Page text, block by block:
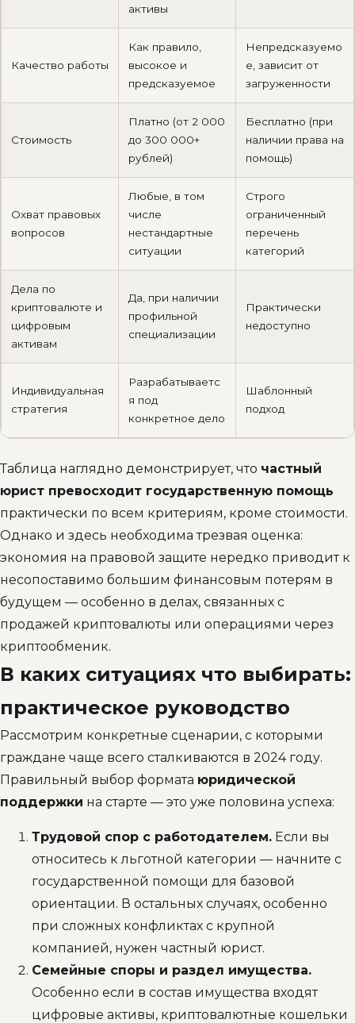
активы
Качество работы
Как правило,
высокое и
предсказуемое
Непредсказуемо
е, зависит от
загруженности
Стоимость
Платно (от 2 000
до 300 000+
рублей)
Бесплатно (при
наличии права на
помощь)
Охват правовых
вопросов
Любые, в том
числе
нестандартные
ситуации
Строго
ограниченный
перечень
категорий
Дела по
криптовалюте и
цифровым
активам
Да, при наличии
профильной
специализации
Практически
недоступно
Индивидуальная
стратегия
Разрабатываетс
я под
конкретное дело
Шаблонный
подход
Таблица наглядно демонстрирует, что частный
юрист превосходит государственную помощь
практически по всем критериям, кроме стоимости.
Однако и здесь необходима трезвая оценка:
экономия на правовой защите нередко приводит к
несопоставимо большим финансовым потерям в
будущем — особенно в делах, связанных с
продажей криптовалюты или операциями через
криптообменик.
В каких ситуациях что выбирать:
практическое руководство
Рассмотрим конкретные сценарии, с которыми
граждане чаще всего сталкиваются в 2024 году.
Правильный выбор формата юридической
поддержки на старте — это уже половина успеха:
Трудовой спор с работодателем. Если вы
относитесь к льготной категории — начните с
государственной помощи для базовой
ориентации. В остальных случаях, особенно
при сложных конфликтах с крупной
компанией, нужен частный юрист.
Семейные споры и раздел имущества.
Особенно если в состав имущества входят
цифровые активы, криптовалютные кошельки